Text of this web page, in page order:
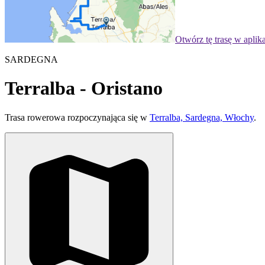
Otwórz tę trasę w
SARDEGNA
Terralba - Oristano
Trasa rowerowa rozpoczynająca się w Terralba, Sardegna, Włochy.